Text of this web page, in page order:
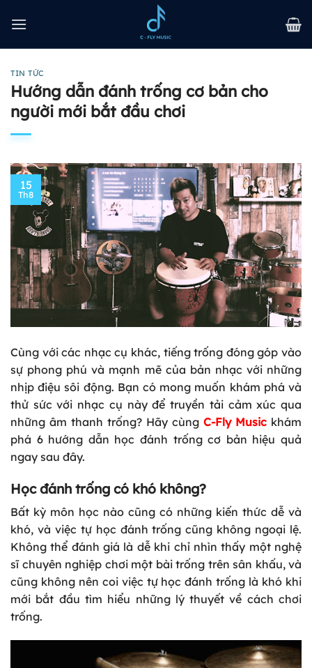
qua
TIN TỨC
Hướng dẫn đánh trống cơ bản cho
người mới bắt đầu chơi
15
Th8
Cùng với các nhạc cụ khác, tiếng trống đóng góp vào
sự phong phú và mạnh mẽ của bản nhạc với những
nhịp điệu sôi động. Bạn có mong muốn khám phá và
thử sức với nhạc cụ này để truyền tải cảm xúc qua
những âm thanh trống? Hãy cùng C-Fly Music khám
phá 6 hướng dẫn học đánh trống cơ bản hiệu quả
ngay sau đây.
Học đánh trống có khó không?
Bất kỳ môn học nào cũng có những kiến thức dễ và
khó, và việc tự học đánh trống cũng không ngoại lệ.
Không thể đánh giá là dễ khi chỉ nhìn thấy một nghệ
sĩ chuyên nghiệp chơi một bài trống trên sân khấu, và
cũng không nên coi việc tự học đánh trống là khó khi
mới bắt đầu tìm hiểu những lý thuyết về cách chơi
trống.